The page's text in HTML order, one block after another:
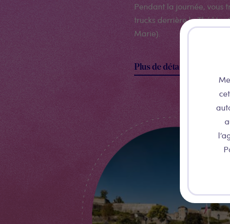
Pendant la journée, vous
trucks derrière le Théâtre
Marie).
Plus de détails